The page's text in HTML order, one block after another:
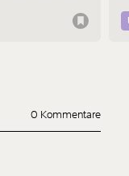
0 Kommentare